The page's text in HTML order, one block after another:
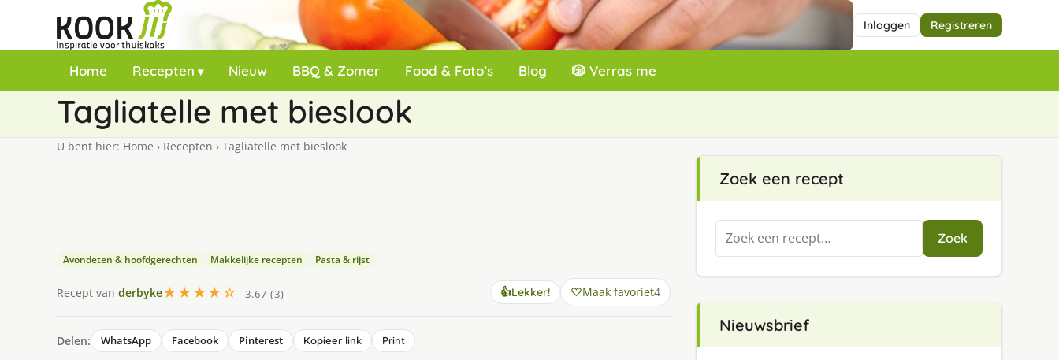
Inloggen Registreren
Home Recepten Nieuw BBQ & Zomer Food & Foto’s Blog 🎲 Verras me
Tagliatelle met bieslook
U bent hier: Home › Recepten › Tagliatelle met bieslook
Avondeten & hoofdgerechten Makkelijke recepten Pasta & rijst
Recept van derbyke★★★★☆ 3.67 (3) 👍Lekker! Maak favoriet4
Delen: WhatsApp Facebook Pinterest Kopieer link Print
Zoek een recept
Zoeken
naar:
Zoek
Nieuwsbrief